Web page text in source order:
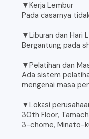
▼Kerja Lembur
Pada dasarnya
▼Liburan dan Hari
Bergantung pada
▼Pelatihan dan
Ada sistem
mengenai masa
▼Lokasi
30th Floor,
3-chome, Minato-